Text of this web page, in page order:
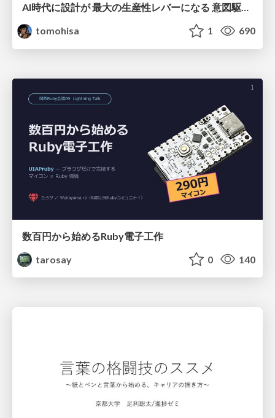
AI時代に設計が 最大の生産性レバーになる 意図駆動開発とデータを消さない設計｜Don't Delete Your Data or Your Intent — Design as the Deepest Lever in the AI Era
tomohisa
1 690
数百円から始めるRuby電子工作
tarosay
0 140